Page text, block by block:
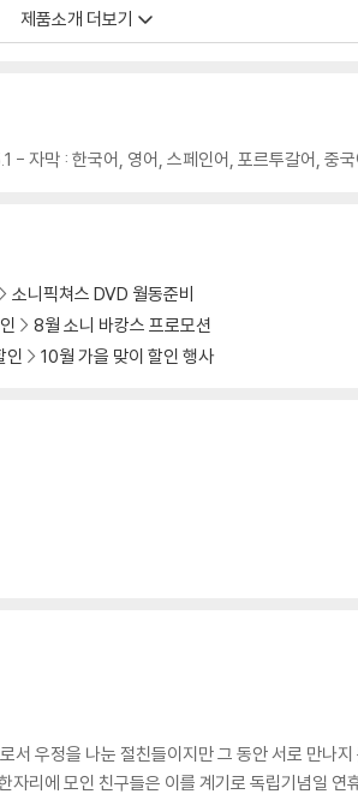
할 수 있습니다. 반품을 원하실 경우 미개봉 상태
습니다.
한 교환/반품은 불가합니다.
해 개봉 시의 동영상을 요청할 수 있으며, 동영
천으로 닦으시거나, DVD 클리너 등 전용 제품
요청할 수 있으며, 동영상이 없는 경우 교환/반품
바랍니다.
후 처리 가능합니다.
제품소개 더보기
자막 : 한국어, 영어, 스페인어, 포르투갈어, 중국
소니픽쳐스 DVD 월동준비
8월 소니 바캉스 프로모션
인 10월 가을 맞이 할인 행사
우정을 나눈 절친들이지만 그 동안 서로 만나
리에 모인 친구들은 이를 계기로 독립기념일 연